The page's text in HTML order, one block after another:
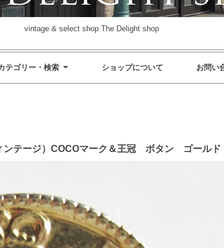
vintage & select shop The Delight shop
テゴリー・検索 ショップについて お問い
テージ）COCOマーク＆王冠 ボタン ゴールド